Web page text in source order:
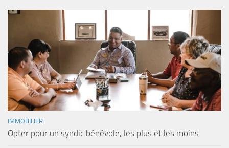
IMMOBILIER
Opter pour un syndic bénévole, les plus et les moins